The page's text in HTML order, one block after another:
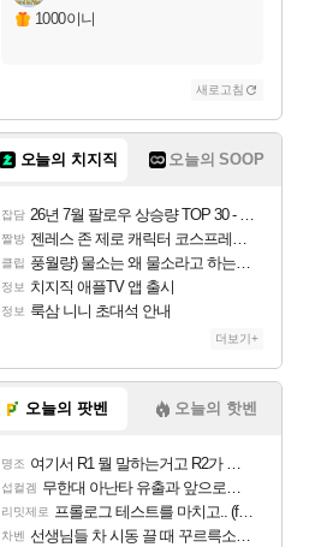
1000이니
새로고침
오늘의 치지직 오늘의 SOOP
잡담 26년 7월 팔로우 상승량 TOP 30 - 월간 치지직
짤방 젠레스 존 제로 캐릭터 코스프레한 꽁주
클립 풍월량) 물소는 왜 물소라고 하는거야? 아! 그만 ㅋㅋ
정보 치지직 애플TV 앱 출시
정보 룩삼 니니 초대석 안내
더보기+
오늘의 팟벤 오늘의 핫벤
명조 여기서 R1 뭘 말하는거고 R2가 뭘말하는걸까요?
섭컬겜 무한대 아난타 유출과 앞으로의 예상 (루머)
리밋제로 프롤로그 테스트를 마치고.. (feat. 리아)
차벤 선생님들 차 시동 끌 때 꾸르륵소리나는데